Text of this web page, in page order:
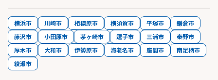
横浜市 川崎市 相模原市 横須賀市 平塚市
鎌倉市
藤沢市
小田原市 茅ヶ崎市 逗子市 三浦市
秦野市
厚木市
大和市 伊勢原市 海老名市 座間市
南足柄市
綾瀬市